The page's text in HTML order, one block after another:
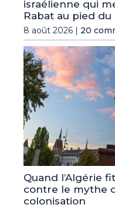
israélienne qui
Rabat au pied du
8 août 2026 | 20
Quand l’Algérie
contre le mythe
colonisation